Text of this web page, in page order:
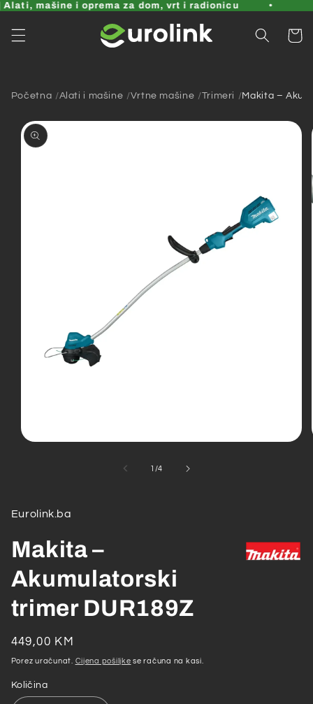
Pređi
sadržaj
mašine i oprema za dom, vrt i radionicu
Korpa
Početna Alati i mašine Vrtne mašine Trimeri Makita –
informacije
1 /od
4
Eurolink.ba
Makita –
Akumulatorski
trimer DUR189Z
Redovna
cijena
449,00 KM
Porez uračunat. Cijena pošiljke se računa na kasi.
Količina